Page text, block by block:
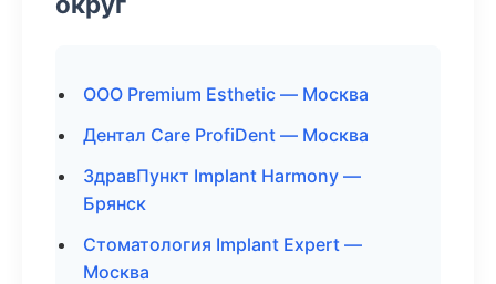
ООО Premium Esthetic — Москва
Дентал Care ProfiDent — Москва
ЗдравПункт Implant Harmony —
Брянск
Стоматология Implant Expert —
Москва